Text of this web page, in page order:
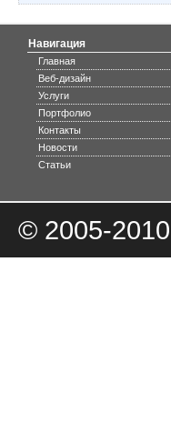
Навигация
Главная
Веб-дизайн
Услуги
Портфолио
Контакты
Новости
Статьи
© 2005-2010